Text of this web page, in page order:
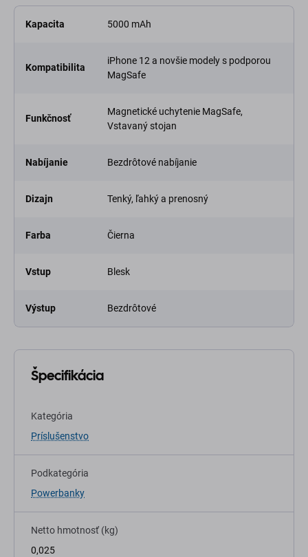
Kapacita 5000 mAh
Kompatibilita
iPhone 12 a novšie modely s podporou
MagSafe
Funkčnosť
Magnetické uchytenie MagSafe,
Vstavaný stojan
Nabíjanie Bezdrôtové nabíjanie
Dizajn Tenký, ľahký a prenosný
Farba Čierna
Vstup Blesk
Výstup Bezdrôtové
Špecifikácia
Kategória
Príslušenstvo
Podkategória
Powerbanky
Netto hmotnosť (kg)
0,025